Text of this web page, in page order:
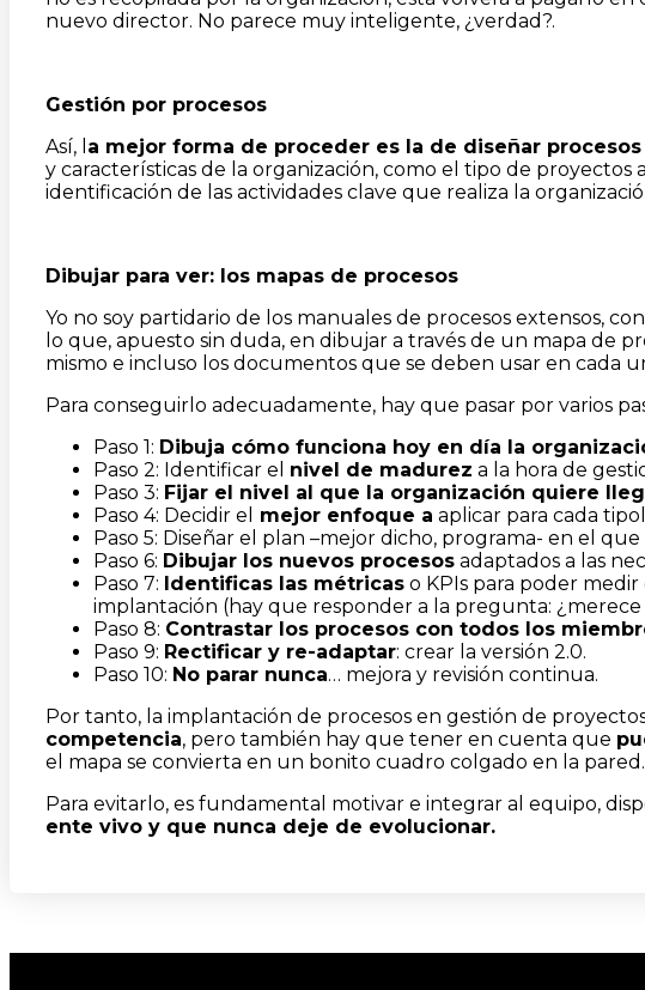
nuevo director. No parece muy inteligente, ¿verdad?.
Gestión por procesos
Así, l a mejor forma de proceder es la de diseñar
y características de la organización, como el tipo de proyectos
identificación de las actividades clave que realiza la
Dibujar para ver: los mapas de procesos
Yo no soy partidario de los manuales de procesos extensos,
lo que, apuesto sin duda, en dibujar a través de un mapa de
mismo e incluso los documentos que se deben usar en cada
Para conseguirlo adecuadamente, hay que pasar por varios
Paso 1: Dibuja cómo funciona hoy en día la
Paso 2: Identificar el nivel de madurez a la hora de
Paso 3: Fijar el nivel al que la organización quiere
Paso 4: Decidir el
mejor enfoque a aplicar para cada
Paso 5: Diseñar el plan –mejor dicho, programa- en el que
Paso 6: Dibujar los nuevos procesos adaptados a las
Paso 7: Identificas las métricas o KPIs para poder
implantación (hay que responder a la pregunta: ¿merece
Paso 8: Contrastar los procesos con todos los
Paso 9: Rectificar y re-adaptar: crear la versión 2.0.
Paso 10: No parar nunca… mejora y revisión continua.
Por tanto, la implantación de procesos en gestión de
competencia, pero también hay que tener en cuenta que
el mapa se convierta en un bonito cuadro colgado en la pared.
Para evitarlo, es fundamental motivar e integrar al equipo,
ente vivo y que nunca deje de evolucionar.